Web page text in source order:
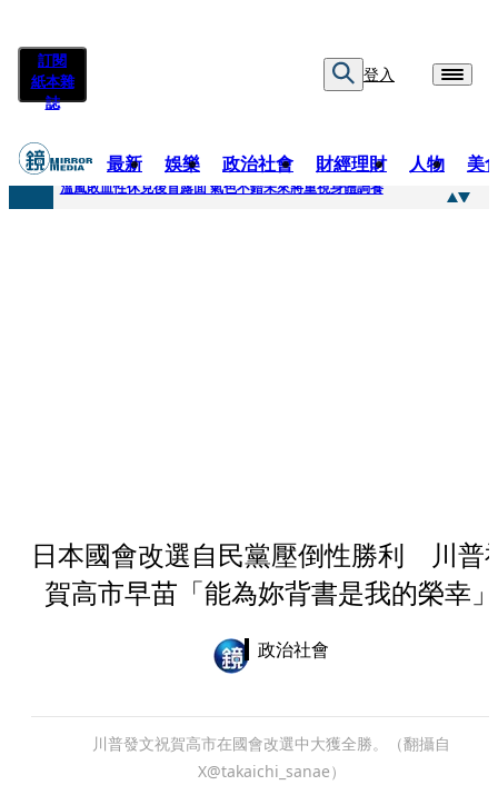
訂閱
紙本雜
誌
登入
最新 娛樂 政治社會 財經理財 人物 美
快訊
溫嵐敗血性休克後首露面 氣色不錯未來將重視身體調養
日本國會改選自民黨壓倒性勝利 川普
賀高市早苗「能為妳背書是我的榮幸」
政治社會
川普發文祝賀高市在國會改選中大獲全勝。（翻攝自
X@takaichi_sanae）